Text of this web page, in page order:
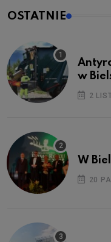
OSTATNIE
w
2
W
20